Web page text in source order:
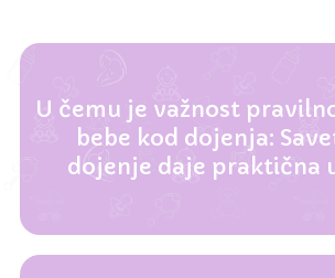
U čemu je važnost
bebe kod dojenja:
dojenje daje praktična